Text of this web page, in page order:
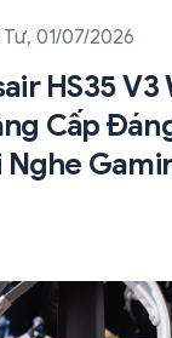
01/07/2026
HS35 V3
Cấp
Nghe